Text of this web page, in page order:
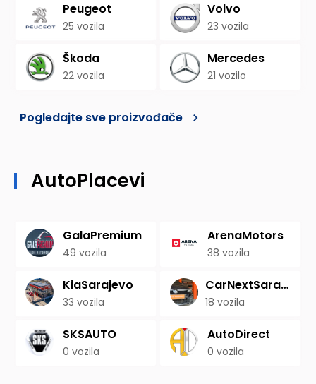
Peugeot
25 vozila
Volvo
23 vozila
Škoda
22 vozila
Mercedes
21 vozilo
Pogledajte sve proizvođače
AutoPlacevi
GalaPremium
49 vozila
ArenaMotors
38 vozila
KiaSarajevo
33 vozila
CarNextSarajevo
18 vozila
SKSAUTO
0 vozila
AutoDirect
0 vozila